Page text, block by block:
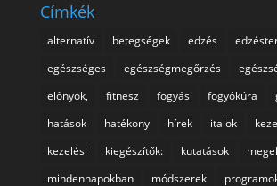
Címkék
alternatív betegségek edzés
egészséges
egészségmegőrzés
előnyök,
fitnesz fogyás fogyókúra
hatások
hatékony hírek italok
kezelési
kiegészítők: kutatások
mindennapokban
módszerek